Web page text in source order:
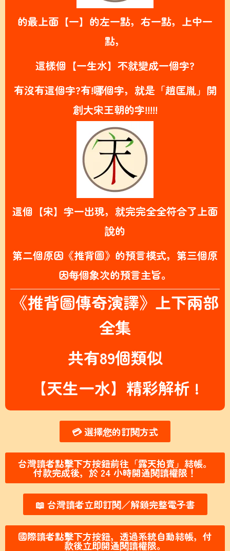
的最上面【一】的左一點，右一點，上中一
點，
這樣個【一生水】不就變成一個字?
有沒有這個字?有!哪個字，就是「趙匡胤」開
創大宋王朝的字!!!!!
這個【宋】字一出現，就完完全全符合了上面
說的
第二個原因《推背圖》的預言模式，第三個原
因每個象次的預言主旨。
《推背圖傳奇演譯》 上下兩部
全集
共有89個類似
【天生一水】精彩解析 !
💳 選擇您的訂閱方式
台灣讀者點擊下方按鈕前往「露天拍賣」結帳。
付款完成後，於 24 小時開通閱讀權限！
📖 台灣讀者立即訂閱／解鎖完整電子書
國際讀者點擊下方按鈕，透過系統自動結帳，付
款後立即開通閱讀權限。